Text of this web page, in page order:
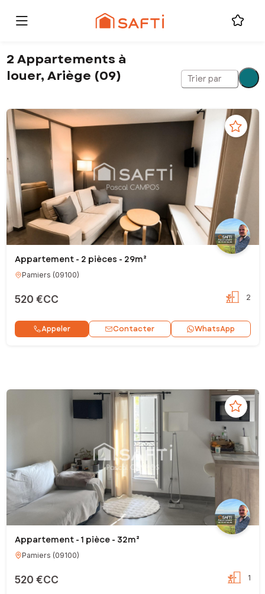
2 Appartements à
louer, Ariège (09)
Trier par
Appartement - 2 pièces - 29m²
Pamiers (09100)
520 €CC 2
Appeler Contacter WhatsApp
Appartement - 1 pièce - 32m²
Pamiers (09100)
520 €CC 1